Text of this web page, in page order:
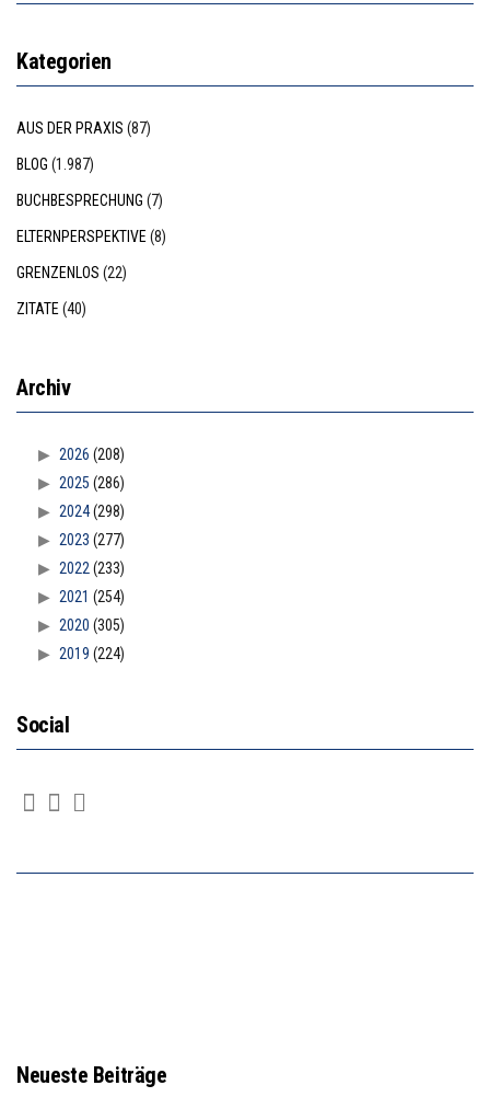
Kategorien
AUS DER PRAXIS (87)
BLOG (1.987)
BUCHBESPRECHUNG (7)
ELTERNPERSPEKTIVE (8)
GRENZENLOS (22)
ZITATE (40)
Archiv
2026 (208)
2025 (286)
2024(298)
2023 (277)
2022 (233)
2021 (254)
2020 (305)
2019 (224)
Social
Neueste Beiträge